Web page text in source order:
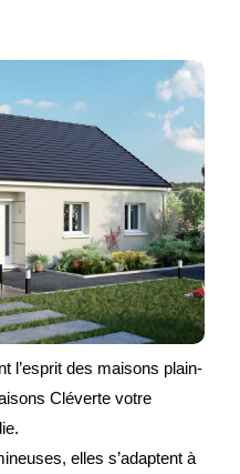
l’esprit des maisons plain-
Cléverte votre
elles s’adaptent à